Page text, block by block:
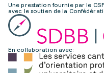
Une prestation fournie par le
avec le soutien de la
En collaboration avec: